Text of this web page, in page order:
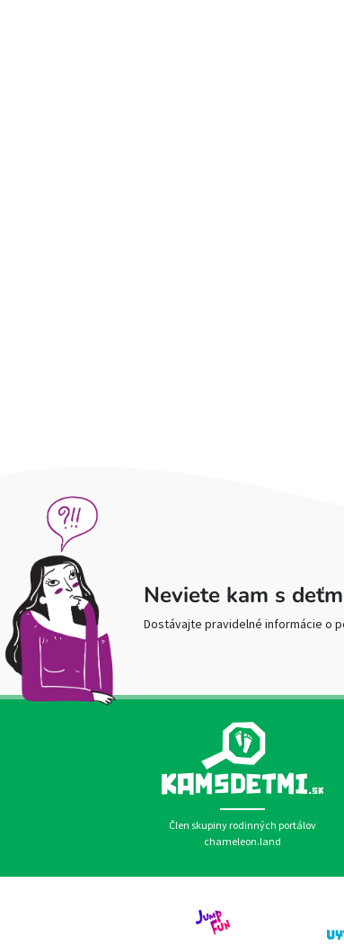
Neviete kam s
Dostávajte pravidelné informácie o
Člen skupiny rodinných portálov
chameleon.land